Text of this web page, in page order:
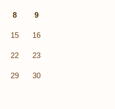
8 9
15 16
22 23
29 30